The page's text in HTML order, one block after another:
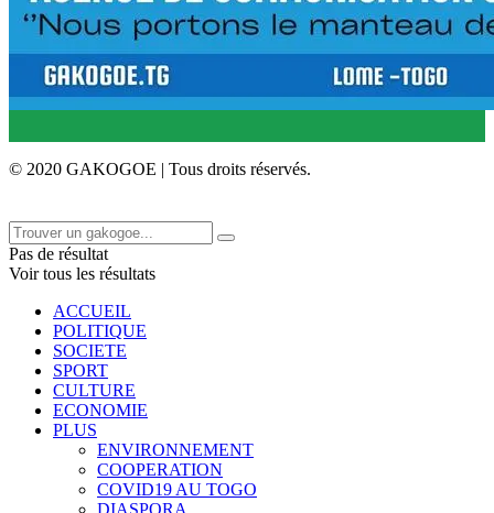
© 2020 GAKOGOE | Tous droits réservés.
Pas de résultat
Voir tous les résultats
ACCUEIL
POLITIQUE
SOCIETE
SPORT
CULTURE
ECONOMIE
PLUS
ENVIRONNEMENT
COOPERATION
COVID19 AU TOGO